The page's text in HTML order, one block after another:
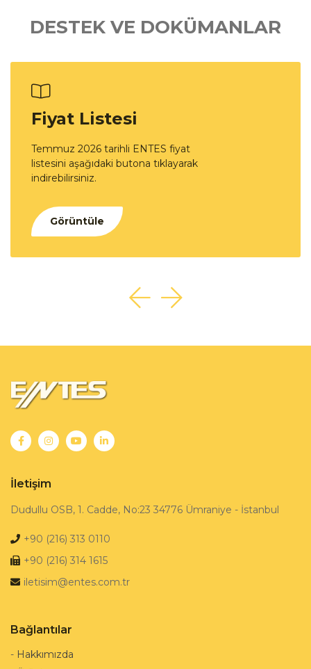
DESTEK VE DOKÜMANLAR
Fiyat Listesi
Temmuz 2026 tarihli ENTES fiyat
listesini aşağıdaki butona tıklayarak
indirebilirsiniz.
Görüntüle
İletişim
Dudullu OSB, 1. Cadde, No:23 34776 Ümraniye - İstanbul
+90 (216) 313 0110
+90 (216) 314 1615
iletisim@entes.com.tr
Bağlantılar
- Hakkımızda